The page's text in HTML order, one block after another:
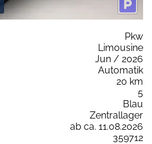
Pkw
Limousine
Jun / 2026
Automatik
20 km
5
Blau
Zentrallager
ab ca. 11.08.2026
359712